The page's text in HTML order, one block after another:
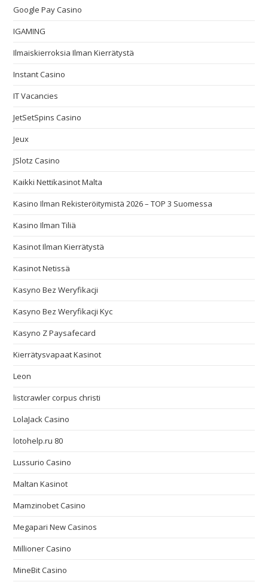
Google Pay Casino
IGAMING
Ilmaiskierroksia Ilman Kierrätystä
Instant Casino
IT Vacancies
JetSetSpins Casino
Jeux
JSlotz Casino
Kaikki Nettikasinot Malta
Kasino Ilman Rekisteröitymistä 2026 – TOP 3 Suomessa
Kasino Ilman Tiliä
Kasinot Ilman Kierrätystä
Kasinot Netissä
Kasyno Bez Weryfikacji
Kasyno Bez Weryfikacji Kyc
Kasyno Z Paysafecard
Kierrätysvapaat Kasinot
Leon
listcrawler corpus christi
LolaJack Casino
lotohelp.ru 80
Lussurio Casino
Maltan Kasinot
Mamzinobet Casino
Megapari New Casinos
Millioner Casino
MineBit Casino